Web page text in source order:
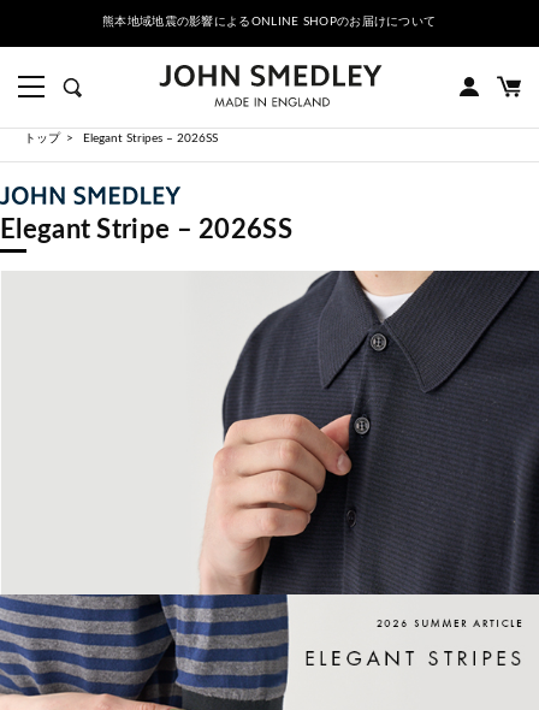
熊本地域地震の影響によるONLINE SHOPのお届けについて
トップ Elegant Stripes – 2026SS
Elegant Stripe – 2026SS